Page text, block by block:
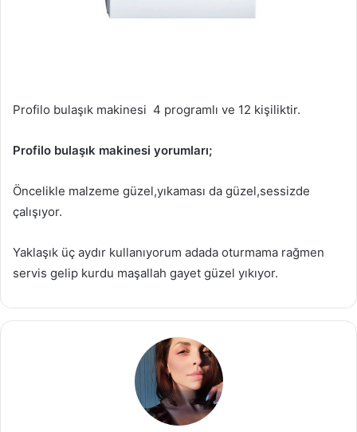
Profilo bulaşık makinesi 4 programlı ve 12 kişiliktir.
Profilo bulaşık makinesi yorumları;
Öncelikle malzeme güzel,yıkaması da güzel,sessizde
çalışıyor.
Yaklaşık üç aydır kullanıyorum adada oturmama rağmen
servis gelip kurdu maşallah gayet güzel yıkıyor.